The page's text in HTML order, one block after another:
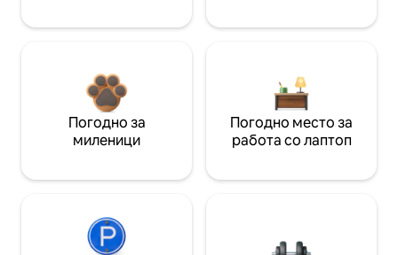
Погодно за
миленици
Погодно место за
работа со лаптоп